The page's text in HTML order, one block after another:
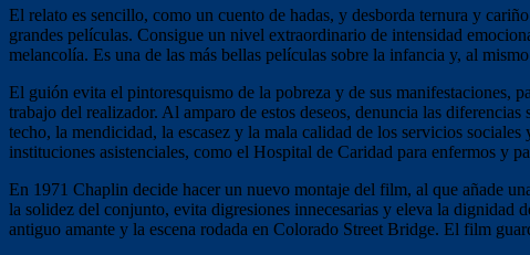
El relato es sencillo, como un cuento de hadas, y desborda ternura y
grandes películas. Consigue un nivel extraordinario de intensidad
melancolía. Es una de las más bellas películas sobre la infancia y, al
El guión evita el pintoresquismo de la pobreza y de sus manifestaciones,
trabajo del realizador. Al amparo de estos deseos, denuncia las
techo, la mendicidad, la escasez y la mala calidad de los servicios
instituciones asistenciales, como el Hospital de Caridad para enfermos y
En 1971 Chaplin decide hacer un nuevo montaje del film, al que añade
la solidez del conjunto, evita digresiones innecesarias y eleva la dignidad
antiguo amante y la escena rodada en Colorado Street Bridge. El film